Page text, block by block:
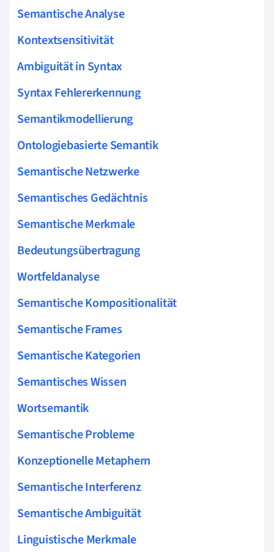
Semantische Analyse
Kontextsensitivität
Ambiguität in Syntax
Syntax Fehlererkennung
Semantikmodellierung
Ontologiebasierte Semantik
Semantische Netzwerke
Semantisches Gedächtnis
Semantische Merkmale
Bedeutungsübertragung
Wortfeldanalyse
Semantische Kompositionalität
Semantische Frames
Semantische Kategorien
Semantisches Wissen
Wortsemantik
Semantische Probleme
Konzeptionelle Metaphern
Semantische Interferenz
Semantische Ambiguität
Linguistische Merkmale